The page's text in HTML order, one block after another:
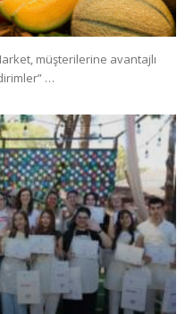
müşterilerine avantajlı
…